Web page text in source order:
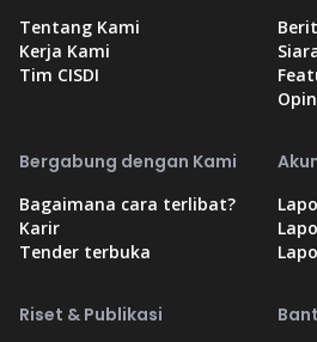
Tentang Kami
Kerja Kami
Tim CISDI
Bergabung dengan Kami
Bagaimana cara terlibat?
Karir
Tender terbuka
Riset & Publikasi